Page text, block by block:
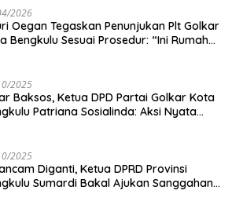
2026
Oegan Tegaskan Penunjukan Plt Golkar
Bengkulu Sesuai Prosedur: “Ini Rumah
2025
Baksos, Ketua DPD Partai Golkar Kota
Patriana Sosialinda: Aksi Nyata
2025
Diganti, Ketua DPRD Provinsi
Sumardi Bakal Ajukan Sanggahan